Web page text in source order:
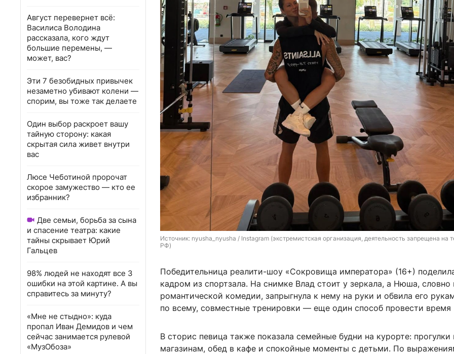
Август перевернет всё:
Василиса Володина
рассказала, кого ждут
большие перемены, —
может, вас?
Эти 7 безобидных привычек
незаметно убивают колени —
спорим, вы тоже так делаете
Один выбор раскроет вашу
тайную сторону: какая
скрытая сила живет внутри
вас
Люсе Чеботиной пророчат
скорое замужество — кто ее
избранник?
Две семьи, борьба за сына
и спасение театра: какие
тайны скрывает Юрий
Гальцев
98% людей не находят все 3
ошибки на этой картине. А вы
справитесь за минуту?
«Мне не стыдно»: куда
пропал Иван Демидов и чем
сейчас занимается рулевой
«МузОбоза»
Источник: nyusha_nyusha / Instagram (экстремистская организация, деятельность запрещена на
РФ)
Победительница реалити-шоу «Сокровища императора» (16+)
кадром из спортзала. На снимке Влад стоит у зеркала, а Нюша, словно
романтической комедии, запрыгнула к нему на руки и обвила его
по всему, совместные тренировки — еще один способ провести время
В сторис певица также показала семейные будни на курорте: прогулки
магазинам, обед в кафе и спокойные моменты с детьми. По